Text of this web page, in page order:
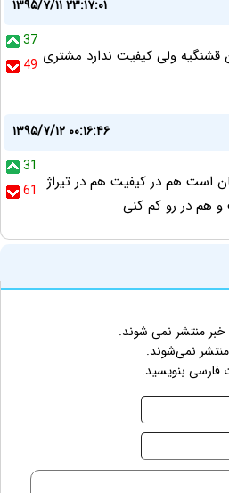
۱۳۹۵/۷/۱۱ ۲۳:۱۷:۰۱
37
49 قشنگیه ولی کیفیت ندارد مشتری
۱۳۹۵/۷/۱۲ ۰۰:۱۶:۴۶
31
61
است هم در کیفیت هم در تیراژ
هم در رو کم کنی
منتشر نمی شوند.
نمی‌شوند.
فارسی بنویسید.